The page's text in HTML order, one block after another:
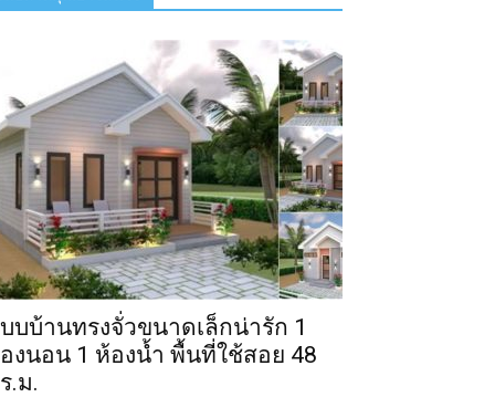
บบ้านทรงจั่วขนาดเล็กน่ารัก 1
งนอน 1 ห้องน้ำ พื้นที่ใช้สอย 48
.ม.